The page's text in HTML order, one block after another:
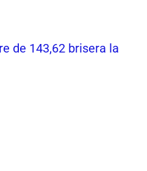
de 143,62 brisera la